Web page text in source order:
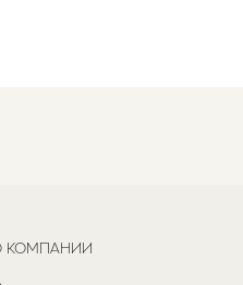
КОМПАНИИ